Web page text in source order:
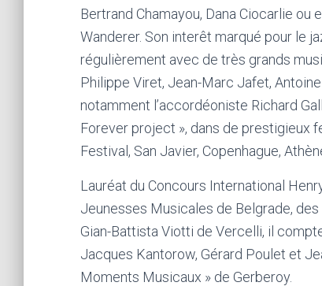
Bertrand Chamayou, Dana Ciocarlie
Wanderer. Son interêt marqué pour le
régulièrement avec de très grands
Philippe Viret, Jean-Marc Jafet,
notamment l’accordéoniste Richard
Forever project », dans de prestigieux
Festival, San Javier, Copenhague,
Lauréat du Concours International
Jeunesses Musicales de Belgrade,
Gian-Battista Viotti de Vercelli, il
Jacques Kantorow, Gérard Poulet et
Moments Musicaux » de Gerberoy.